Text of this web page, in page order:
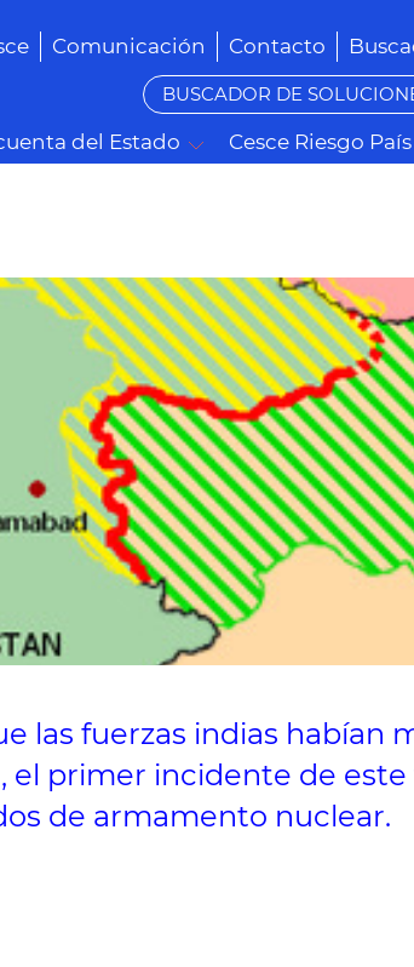
Comunicación Contacto
BUSCADOR DE
del Estado Cesce Riesgo País
las fuerzas indias habían
el primer incidente de
de armamento nuclear.